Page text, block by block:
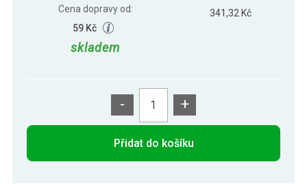
Cena dopravy od:
59 Kč
skladem
341,32 Kč
- +
Přidat do košíku